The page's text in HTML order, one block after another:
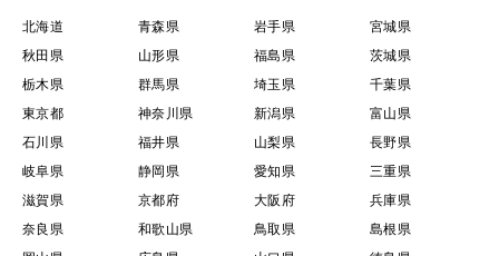
保存方法・美味しく食べられる期間
その日のうちが1番美味しい！
【冷蔵方法】
・皮付きのまま冷蔵庫で保存 2〜3日程度
・3〜5分茹でてラップに包んで触れる程度の温度になっ
たら冷蔵庫で保存 2〜3日
【冷凍方法】
北海道 青森県 岩手県
宮城県
秋田県
山形県 福島県
茨城県
栃木県
群馬県 埼玉県
千葉県
東京都
神奈川県 新潟県
富山県
石川県
福井県 山梨県
長野県
岐阜県
静岡県 愛知県
三重県
滋賀県
京都府 大阪府
兵庫県
奈良県
和歌山県 鳥取県
島根県